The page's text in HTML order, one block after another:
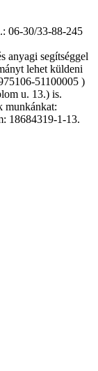
06-30/33-88-245
anyagi segítséggel
lehet küldeni
51100005 )
u. 13.) is.
munkánkat:
18684319-1-13.